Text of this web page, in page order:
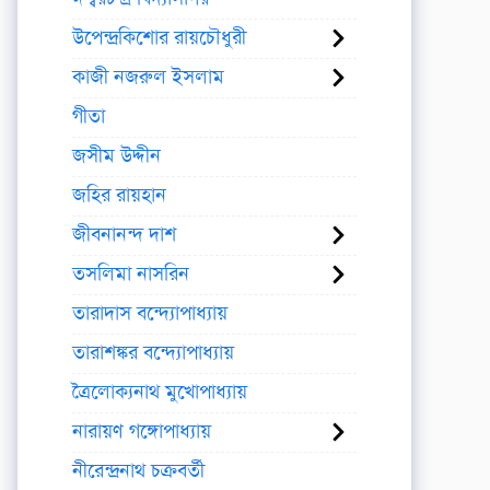
উপেন্দ্রকিশোর রায়চৌধুরী
কাজী নজরুল ইসলাম
গীতা
জসীম উদ্দীন
জহির রায়হান
জীবনানন্দ দাশ
তসলিমা নাসরিন
তারাদাস বন্দ্যোপাধ্যায়
তারাশঙ্কর বন্দ্যোপাধ্যায়
ত্রৈলোক্যনাথ মুখোপাধ্যায়
নারায়ণ গঙ্গোপাধ্যায়
নীরেন্দ্রনাথ চক্রবর্তী